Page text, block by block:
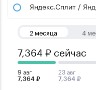
Яндекс.Сплит /
2 месяца 4
7,364 ₽ сейчас
9 авг
7,364 ₽
23 авг
7,364 ₽